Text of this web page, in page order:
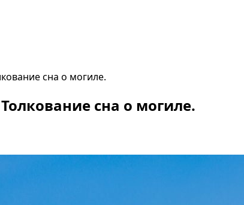
сна о могиле.
сна о могиле.